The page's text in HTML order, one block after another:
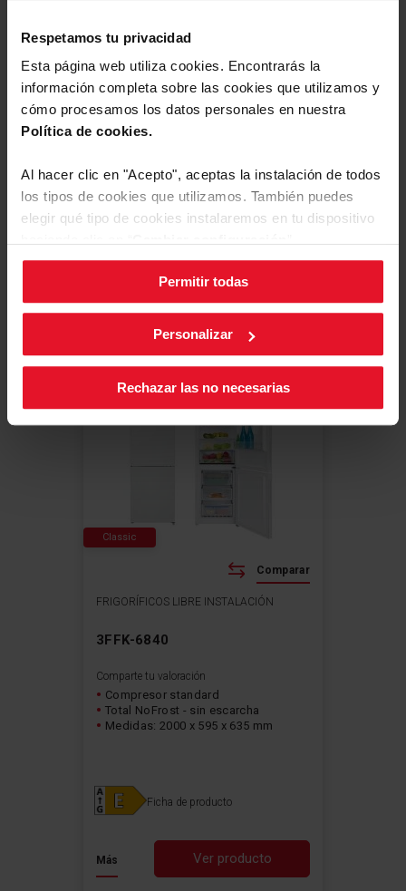
Respetamos tu privacidad
Esta página web utiliza cookies. Encontrarás la
información completa sobre las cookies que utilizamos y
cómo procesamos los datos personales en nuestra
Política de cookies.
Al hacer clic en "Acepto", aceptas la instalación de todos
los tipos de cookies que utilizamos. También puedes
elegir qué tipo de cookies instalaremos en tu dispositivo
Puedes cambiar la configuración de cookies en cualquier
momento, pulsando el botón negro en la esquina inferior
derecha de la pantalla.
Permitir todas
Personalizar
Rechazar las no necesarias
3FFK-6637X
Ver producto
Más
Comparte tu valoración
Total NoFrost - sin escarcha
Medidas: 1860 x 600 x 600 mm
FRIGORÍFICOS LIBRE INSTALACIÓN
3FFK-6840
Ver producto
Más
Comparte tu valoración
Compresor standard
Total NoFrost - sin escarcha
Medidas: 2000 x 595 x 635 mm
Ficha de producto
Comparar
Classic